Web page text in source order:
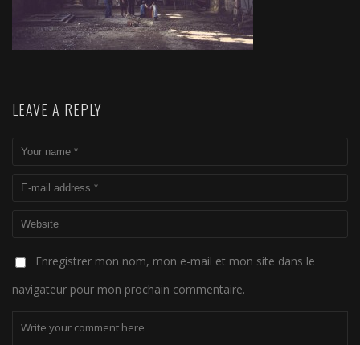
LEAVE A REPLY
Enregistrer mon nom, mon e-mail et mon site dans le
navigateur pour mon prochain commentaire.